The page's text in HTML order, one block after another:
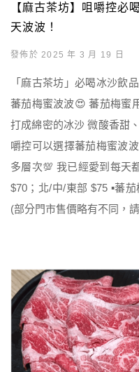
【麻古茶坊】咀嚼控必
天波波！
發佈於 2025 年 3 月 19 日
「麻古茶坊」必喝冰沙飲
蕃茄梅蜜波波😍 蕃茄梅蜜
打成綿密的冰沙 微酸香甜
嚼控可以選擇蕃茄梅蜜波
多層次💯 我已經愛到每天
$70；北/中/東部 $75 ▪️蕃
(部分門市售價略有不同，